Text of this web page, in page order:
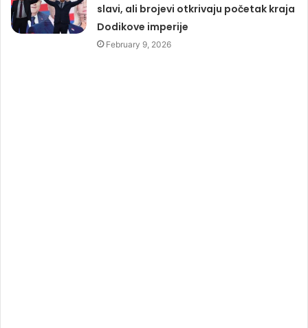
slavi, ali brojevi otkrivaju početak kraja
Dodikove imperije
February 9, 2026